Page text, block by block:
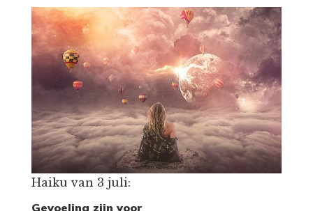
Haiku van 3 juli:
Gevoeling zijn voor